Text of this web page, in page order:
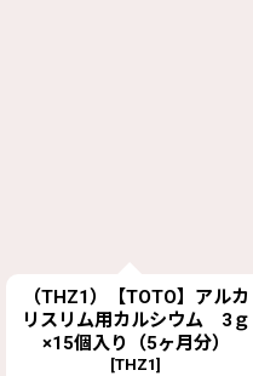
（THZ1）【TOTO】アルカ
リスリム用カルシウム 3ｇ
×15個入り（5ヶ月分）
[THZ1]